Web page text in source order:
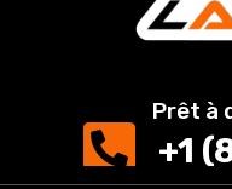
Prêt à
+1